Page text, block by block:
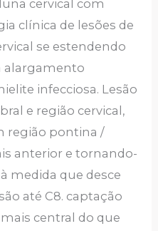
cervical com
clínica de lesões de
se estendendo
alargamento
infecciosa. Lesão
e região cervical,
região pontina /
anterior e tornando-
medida que desce
até C8. captação
central do que